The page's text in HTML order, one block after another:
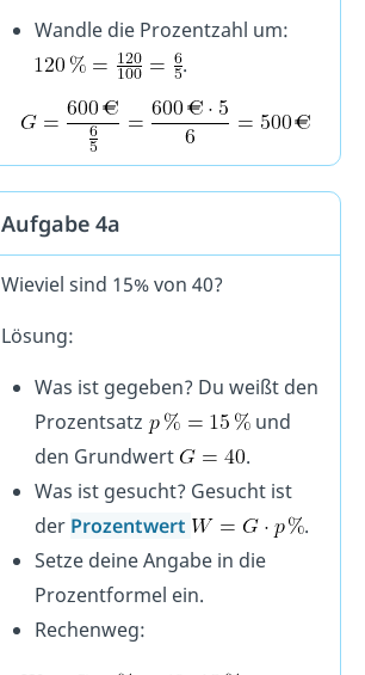
Wandle die Prozentzahl um:
.
Aufgabe 4a
Wieviel sind 15% von 40?
Lösung:
Was ist gegeben? Du weißt den
Prozentsatz
und
den Grundwert
.
Was ist gesucht? Gesucht ist
der Prozentwert
.
Setze deine Angabe in die
Prozentformel ein.
Rechenweg: